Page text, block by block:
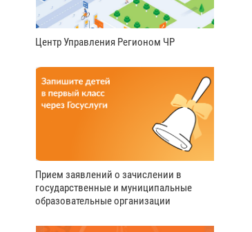
Центр Управления Регионом ЧР
Прием заявлений о зачислении в
государственные и муниципальные
образовательные организации